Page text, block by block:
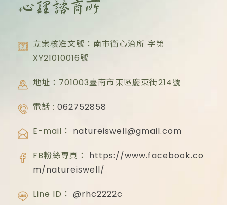
立案核准文號：南市衛心治所 字第
XY21010016號
地址：701003臺南市東區慶東街214號
電話 : 062752858
E-mail： natureiswell@gmail.com
FB粉絲專頁： https://www.facebook.co
m/natureiswell/
Line ID： @rhc2222c